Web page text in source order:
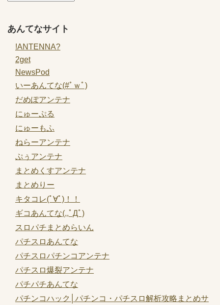
あんてなサイト
!ANTENNA?
2get
NewsPod
いーあんてな(#ﾟｗﾟ)
だめぽアンテナ
にゅーぷる
にゅーもふ
ねらーアンテナ
ぷぅアンテナ
まとめくすアンテナ
まとめりー
キタコレ(ﾟ∀ﾟ)！！
ギコあんてな(,,ﾟДﾟ)
スロパチまとめらいん
パチスロあんてな
パチスロパチンコアンテナ
パチスロ爆裂アンテナ
パチパチあんてな
パチンコハック│パチンコ・パチスロ解析攻略まとめサ